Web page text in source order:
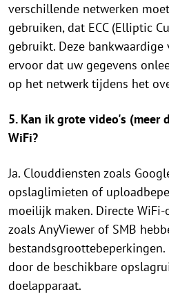
verschillende netwerken
gebruiken, dat ECC (Elliptic
gebruikt. Deze
ervoor dat uw gegevens
op het netwerk tijdens het
5. Kan ik grote video's (meer
WiFi?
Ja. Clouddiensten zoals
opslaglimieten of
moeilijk maken. Directe
zoals AnyViewer of SMB
door de beschikbare
doelapparaat.